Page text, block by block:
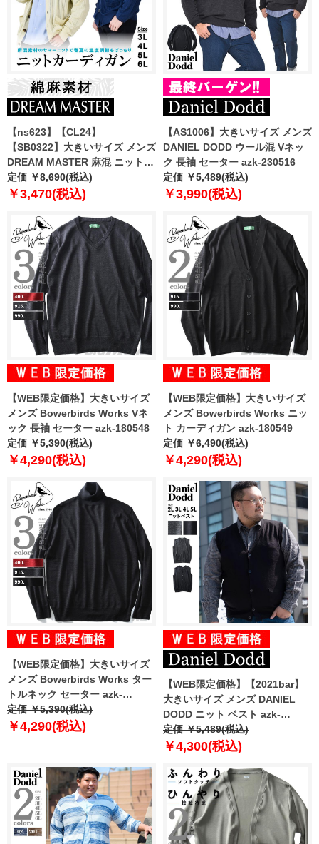
【ns623】【CL24】
【SB0322】大きいサイズ メンズ
DREAM MASTER 麻混 ニット
カーディガン dm-cj240106
定価 ￥8,690(税込)
￥3,470(税込)
【AS1006】大きいサイズ メンズ
DANIEL DODD ウール混 Vネッ
ク 長袖 セーター azk-230516
定価 ￥5,489(税込)
￥3,990(税込)
【WEB限定価格】大きいサイズ
メンズ Bowerbirds Works Vネ
ック 長袖 セーター azk-180548
定価 ￥5,390(税込)
￥4,290(税込)
【WEB限定価格】大きいサイズ
メンズ Bowerbirds Works ニッ
ト カーディガン azk-180549
定価 ￥6,490(税込)
￥4,290(税込)
【WEB限定価格】大きいサイズ
メンズ Bowerbirds Works ター
トルネック セーター azk-
180550
定価 ￥5,390(税込)
￥4,290(税込)
【WEB限定価格】【2021bar】
大きいサイズ メンズ DANIEL
DODD ニット ベスト azk-
210526
定価 ￥5,489(税込)
￥4,300(税込)